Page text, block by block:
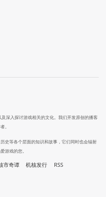
深入探讨游戏相关的文化。我们开发原创的播客
。
史等各个层面的知识和故事，它们同时也会辐射
游戏的您。
市奇谭 机核发行 RSS